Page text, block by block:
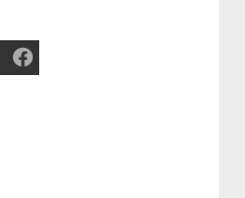
LinkedIn
Facebook